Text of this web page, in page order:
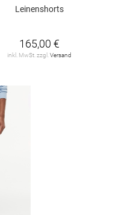
Leinenshorts
165,00 €
inkl. MwSt. zzgl. Versand